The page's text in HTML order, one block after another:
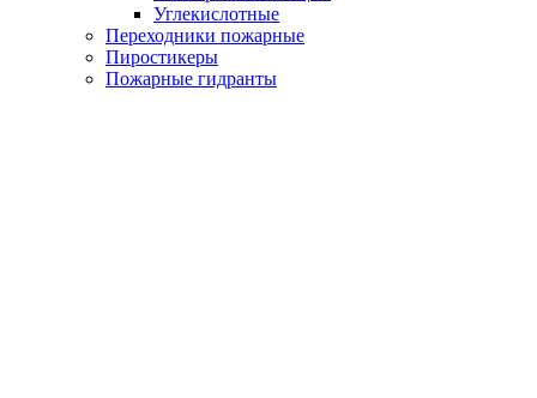
Углекислотные
Переходники пожарные
Пиростикеры
Пожарные гидранты